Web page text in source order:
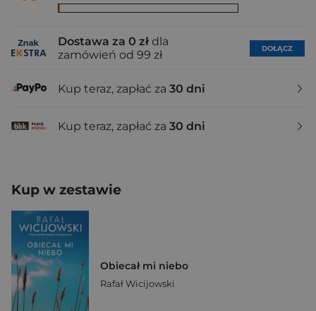
Dostawa za 0 zł dla
zamówień od 99 zł
DOŁĄCZ
Kup teraz, zapłać za 30 dni
Kup teraz, zapłać za 30 dni
Kup w zestawie
Obiecał mi niebo
Rafał Wicijowski